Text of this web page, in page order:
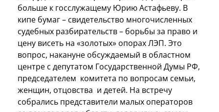
больше к госслужащему Юрию Астафьеву. В
кипе бумаг – свидетельство многочисленных
судебных разбирательств – борьбы за право и
цену висеть на «золотых» опорах ЛЭП. Это
вопрос, накануне обсуждаемый в областном
центре с депутатом Государственной Думы РФ,
председателем комитета по вопросам семьи,
женщин, отцовства и детей. На встречу
собрались представители малых операторов